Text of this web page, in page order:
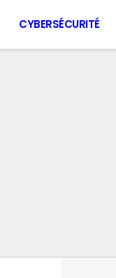
CYBERSÉCURITÉ